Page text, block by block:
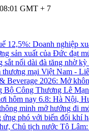
GMT + 7
12,5%: Doanh nghiệp
sản xuất của Đức đạt
sắt nối dài đà tăng nhờ
thương mại Việt Nam -
Beverage 2026: Mở
Bộ Công Thương Lê
hôm nay 6.8: Hà Nội,
minh mở hướng đi
ứng phó với biến đổi khí
Chủ tịch nước Tô